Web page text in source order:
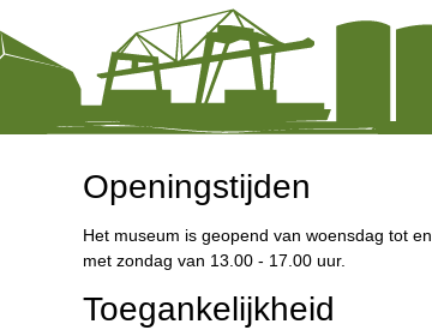
Openingstijden
Het museum is geopend van woensdag tot en
met zondag van 13.00 - 17.00 uur.
Toegankelijkheid